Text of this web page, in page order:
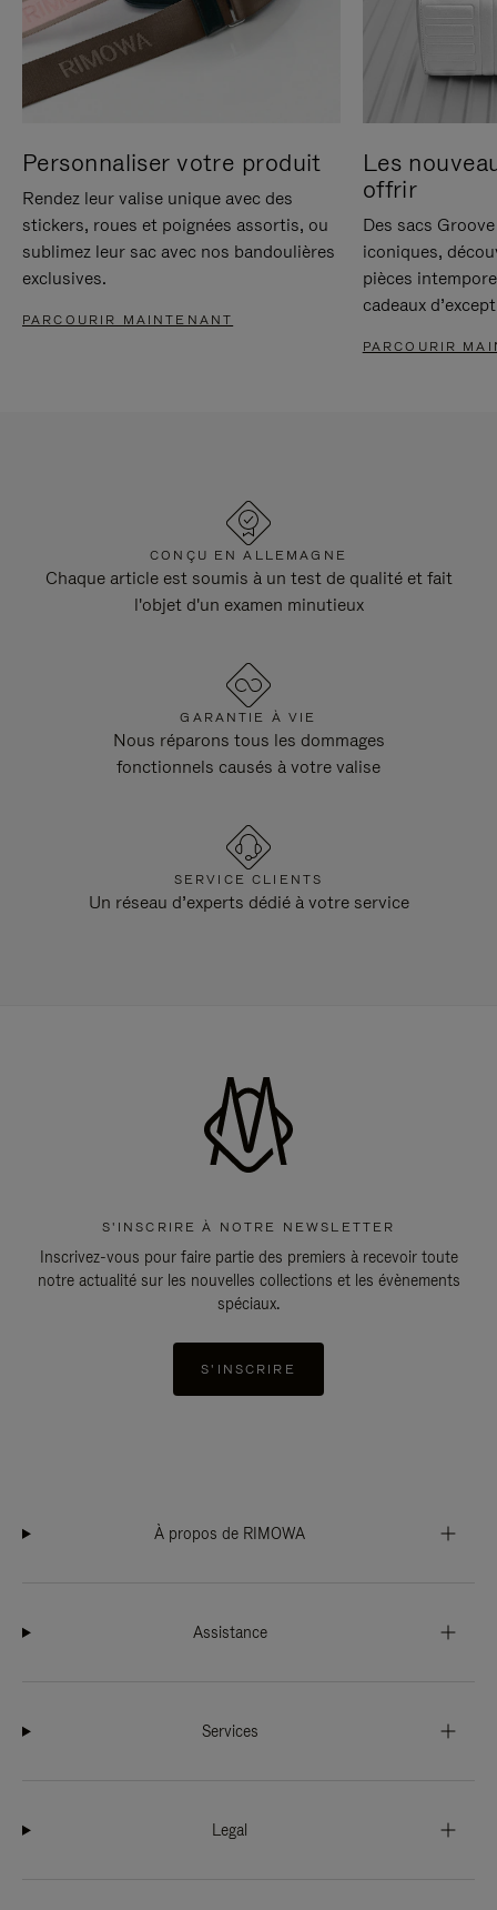
Personnaliser votre produit
Rendez leur valise unique avec des
stickers, roues et poignées assortis, ou
sublimez leur sac avec nos bandoulières
exclusives.
PARCOURIR MAINTENANT
Les
offrir
Des sacs
iconiques,
pièces
cadeaux
PARCOURIR
CONÇU EN ALLEMAGNE
Chaque article est soumis à un test de qualité et fait
l'objet d'un examen minutieux
GARANTIE À VIE
Nous réparons tous les dommages
fonctionnels causés à votre valise
SERVICE CLIENTS
Un réseau d’experts dédié à votre service
S'INSCRIRE À NOTRE NEWSLETTER
Inscrivez-vous pour faire partie des premiers à recevoir toute
notre actualité sur les nouvelles collections et les évènements
spéciaux.
S'INSCRIRE
À propos de RIMOWA
Assistance
Services
Legal